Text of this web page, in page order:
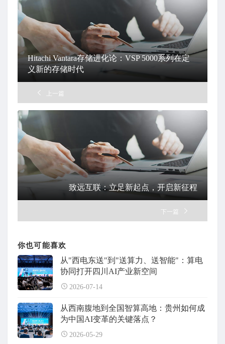
Hitachi Vantara存储进化论：VSP 5000系列在定
义新的存储时代
上一篇
致远互联：立足新起点，开启新征程
下一篇
你也可能喜欢
从"西电东送"到"送算力、送智能"：算电
协同打开四川AI产业新空间
2026-07-14
从西南腹地到全国智算高地：贵州如何成
为中国AI变革的关键落点？
2026-05-29